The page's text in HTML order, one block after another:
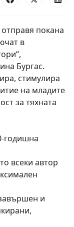
покана
в
Бургас.
стимулира
на младите
за тяхната
годишна
всеки автор
и